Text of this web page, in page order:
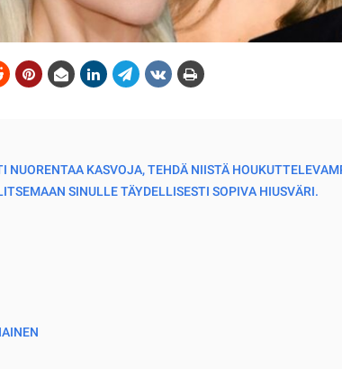
NUORENTAA KASVOJA, TEHDÄ NIISTÄ
SINULLE TÄYDELLISESTI SOPIVA HIUSVÄRI.